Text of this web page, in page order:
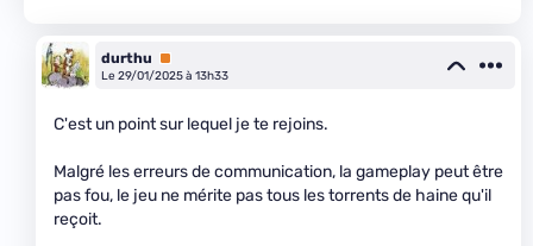
durthu
Premium
Le 29/01/2025 à 13h33
C'est un point sur lequel je te rejoins.
Malgré les erreurs de communication, la gameplay peut être
pas fou, le jeu ne mérite pas tous les torrents de haine qu'il
reçoit.